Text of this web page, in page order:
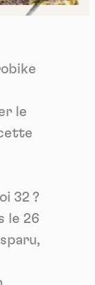
le
32 ?
le 26